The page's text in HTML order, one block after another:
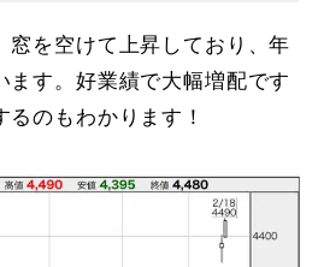
窓を空けて上昇しており、年
ます。好業績で大幅増配です
のもわかります！